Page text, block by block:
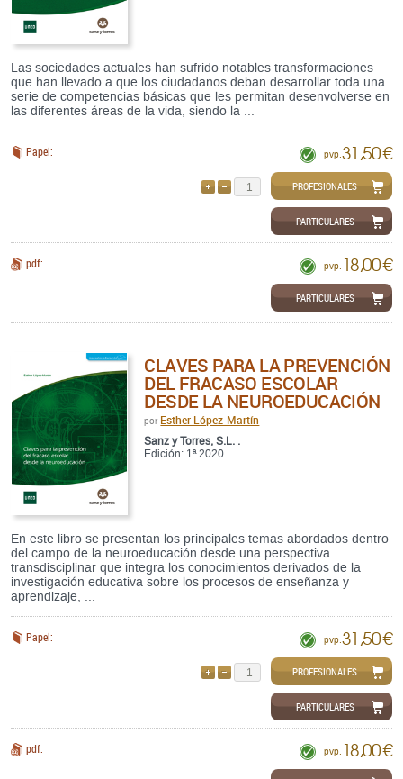
Las sociedades actuales han sufrido notables transformaciones
que han llevado a que los ciudadanos deban desarrollar toda una
serie de competencias básicas que les permitan desenvolverse en
las diferentes áreas de la vida, siendo la ...
Papel: pvp. 31,50 €
QUITARPROFESIONALES
PARTICULARES
pdf: pvp. 18,00 €
PARTICULARES
CLAVES PARA LA PREVENCIÓN
DEL FRACASO ESCOLAR
DESDE LA NEUROEDUCACIÓN
por Esther López-Martín
Sanz y Torres, S.L. .
Edición: 1ª 2020
En este libro se presentan los principales temas abordados dentro
del campo de la neuroeducación desde una perspectiva
transdisciplinar que integra los conocimientos derivados de la
investigación educativa sobre los procesos de enseñanza y
aprendizaje, ...
Papel: pvp. 31,50 €
QUITARPROFESIONALES
PARTICULARES
pdf: pvp. 18,00 €